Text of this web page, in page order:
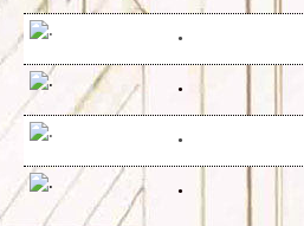
.
.
.
.